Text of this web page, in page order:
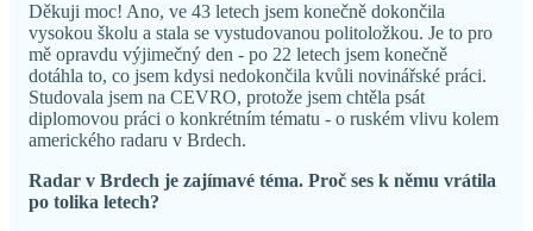
Děkuji moc! Ano, ve 43 letech jsem konečně dokončila
vysokou školu a stala se vystudovanou politoložkou. Je to pro
mě opravdu výjimečný den - po 22 letech jsem konečně
dotáhla to, co jsem kdysi nedokončila kvůli novinářské práci.
Studovala jsem na CEVRO, protože jsem chtěla psát
diplomovou práci o konkrétním tématu - o ruském vlivu kolem
amerického radaru v Brdech.
Radar v Brdech je zajímavé téma. Proč ses k němu vrátila
po tolika letech?